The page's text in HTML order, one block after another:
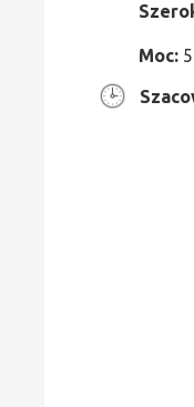
Moc: